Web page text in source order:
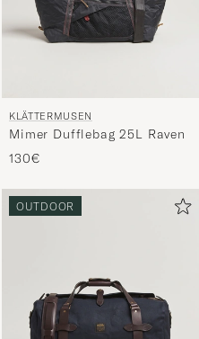
KLÄTTERMUSEN
Mimer Dufflebag 25L Raven
130€
OUTDOOR